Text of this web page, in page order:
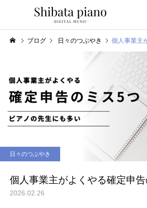
幼児音感レッスン
ブログ 日々のつぶやき 個人事業主がよ
日々のつぶやき
個人事業主がよくやる確定申
2026.02.26